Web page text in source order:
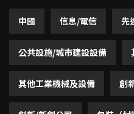
中國 信息/電信 先
公共設施/城市建設設備
其他工業機械及設備 創